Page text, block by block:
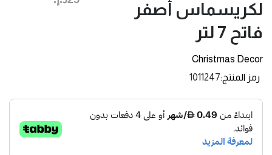
لكريسماس أصفر
فاتح 7 لتر
Christmas Decor
رمز المنتج 1011247